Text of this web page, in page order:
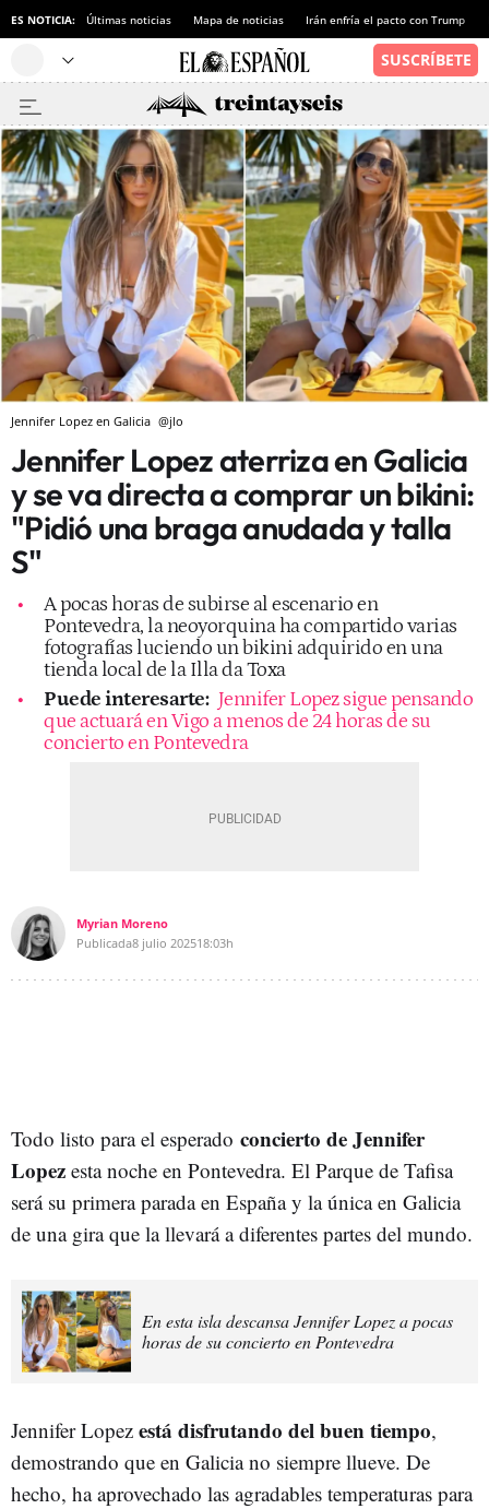
ES NOTICIA: Últimas noticias Mapa de noticias Irán enfría el pacto con Trump
Jennifer Lopez en Galicia @jlo
Jennifer Lopez aterriza en Galicia
y se va directa a comprar un bikini:
"Pidió una braga anudada y talla
S"
A pocas horas de subirse al escenario en
Pontevedra, la neoyorquina ha compartido varias
fotografías luciendo un bikini adquirido en una
tienda local de la Illa da Toxa
Puede interesarte: Jennifer Lopez sigue pensando
que actuará en Vigo a menos de 24 horas de su
concierto en Pontevedra
Myrian Moreno
Publicada8 julio 202518:03h
Todo listo para el esperado concierto de Jennifer
Lopez esta noche en Pontevedra. El Parque de Tafisa
será su primera parada en España y la única en Galicia
de una gira que la llevará a diferentes partes del mundo.
En esta isla descansa Jennifer Lopez a pocas
horas de su concierto en Pontevedra
Jennifer Lopez está disfrutando del buen tiempo,
demostrando que en Galicia no siempre llueve. De
hecho, ha aprovechado las agradables temperaturas para